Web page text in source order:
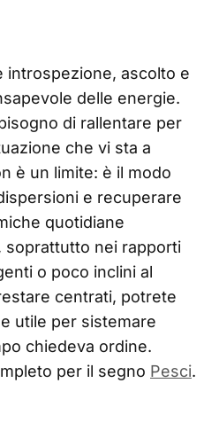
introspezione, ascolto e
delle energie.
di rallentare per
che vi sta a
è un limite: è il modo
e recuperare
quotidiane
soprattutto nei rapporti
o poco inclini al
centrati, potrete
utile per sistemare
chiedeva ordine.
per il segno Pesci.